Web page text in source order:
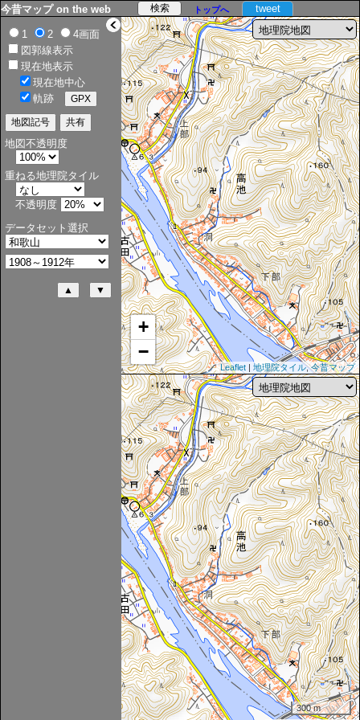
> tweet
今昔マップ on the web トップへ
+
−
Leaflet | 地理院タイル,今昔マップ
300 m
1 2
4画面
図郭線表示
現在地表示
現在地中心
軌跡
地図不透明度
重ねる地理院タイル
不透明度
データセット選択